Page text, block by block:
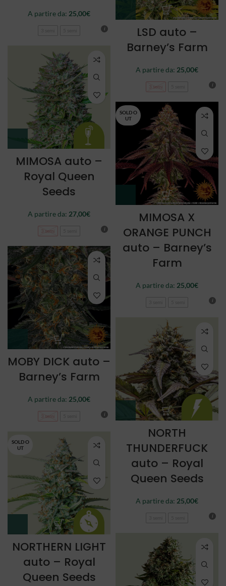
A partire da: 25,00€
LSD auto –
Barney’s Farm
A partire da: 25,00€
3 semi
MIMOSA auto –
Royal Queen
Seeds
A partire da: 27,00€
3 semi
SOLD O
UT
MIMOSA X
ORANGE PUNCH
auto – Barney’s
Farm
A partire da: 25,00€
MOBY DICK auto –
Barney’s Farm
A partire da: 25,00€
3 semi
NORTH
THUNDERFUCK
auto – Royal
Queen Seeds
A partire da: 25,00€
SOLD O
UT
NORTHERN LIGHT
auto – Royal
Queen Seeds